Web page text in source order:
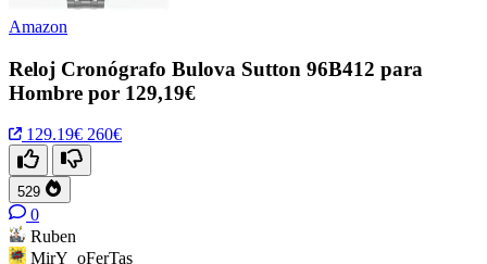
Amazon
Reloj Cronógrafo Bulova Sutton 96B412 para
Hombre por 129,19€
129.19€ 260€
529
0
Ruben
MirY_oFerTas